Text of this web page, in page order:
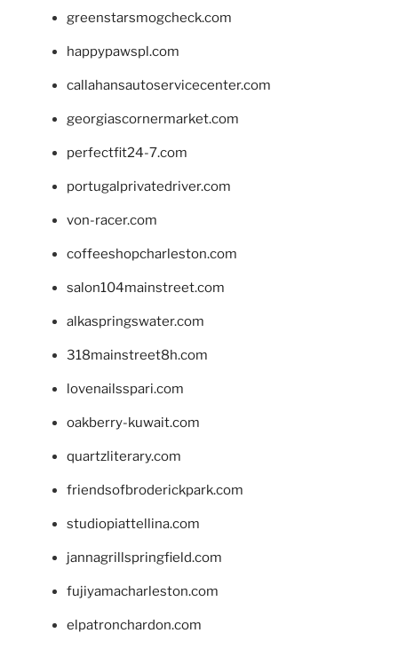
greenstarsmogcheck.com
happypawspl.com
callahansautoservicecenter.com
georgiascornermarket.com
perfectfit24-7.com
portugalprivatedriver.com
von-racer.com
coffeeshopcharleston.com
salon104mainstreet.com
alkaspringswater.com
318mainstreet8h.com
lovenailsspari.com
oakberry-kuwait.com
quartzliterary.com
friendsofbroderickpark.com
studiopiattellina.com
jannagrillspringfield.com
fujiyamacharleston.com
elpatronchardon.com